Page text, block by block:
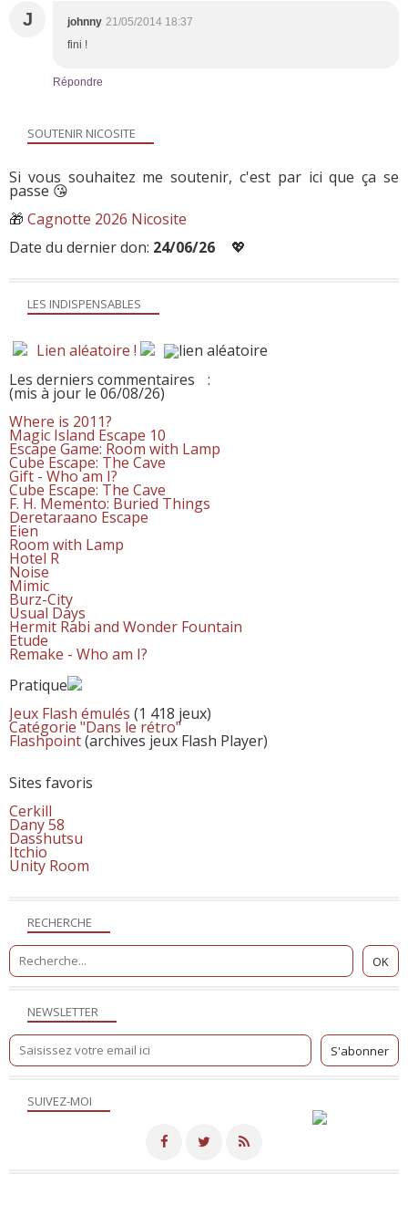
J johnny 21/05/2014 18:37
fini !
Répondre
NEWSLETTER
SUIVEZ-MOI
RECHERCHE
LES INDISPENSABLES
Lien aléatoire !
Les derniers commentaires
:
(mis à jour le 06/08/26)
Where is 2011?
Magic Island Escape 10
Escape Game: Room with Lamp
Cube Escape: The Cave
Gift - Who am I?
Cube Escape: The Cave
F. H. Memento: Buried Things
Deretaraano Escape
Eien
Room with Lamp
Hotel R
Noise
Mimic
Burz-City
Usual Days
Hermit Rabi and Wonder Fountain
Etude
Remake - Who am I?
Pratique
Jeux Flash émulés (1 418 jeux)
Catégorie "Dans le rétro"
Flashpoint(archives jeux Flash Player)
Sites favoris
Cerkill
Dany 58
Dasshutsu
Itchio
Unity Room
SOUTENIR NICOSITE
Si vous souhaitez me soutenir, c'est par ici que ça se
passe 😘
🎁 Cagnotte 2026 Nicosite
Date du dernier don: 24/06/26 💖